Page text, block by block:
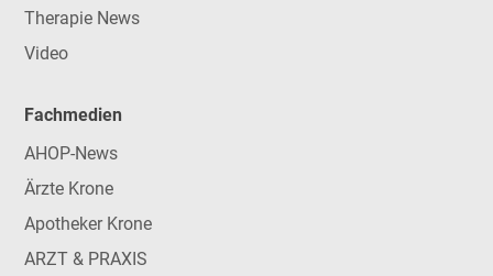
Therapie News
Video
Fachmedien
AHOP-News
Ärzte Krone
Apotheker Krone
ARZT & PRAXIS